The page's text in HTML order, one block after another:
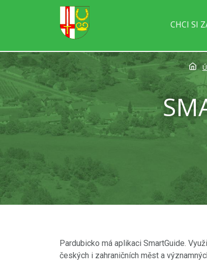
CHCI SI
Pardubicko má aplikaci SmartGuide.
českých i zahraničních měst a